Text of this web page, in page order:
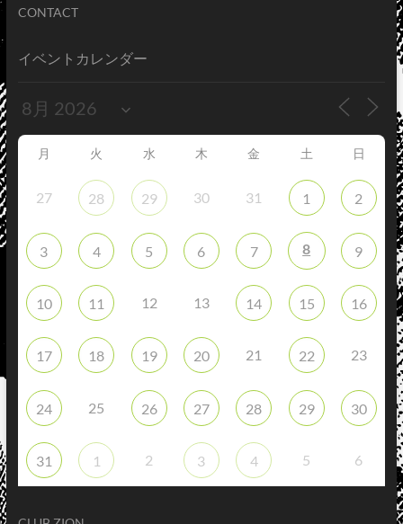
CONTACT
イベントカレンダー
月 火 水 木 金 土 日
27 28 29 30 31 1 2
3 4 5 6 7 8 9
10 11 12 13 14 15 16
17 18 19 20 21 22 23
24 25 26 27 28 29 30
31 1 2 3 4 5 6